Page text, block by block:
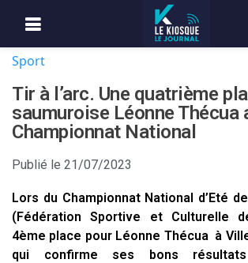
Sport
Tir à l’arc. Une quatrième
saumuroise Léonne Thécua
Championnat National
Publié le 21/07/2023
Lors du Championnat National d’Eté
(Fédération Sportive et Culturelle
4ème place pour Léonne Thécua à
qui confirme ses bons